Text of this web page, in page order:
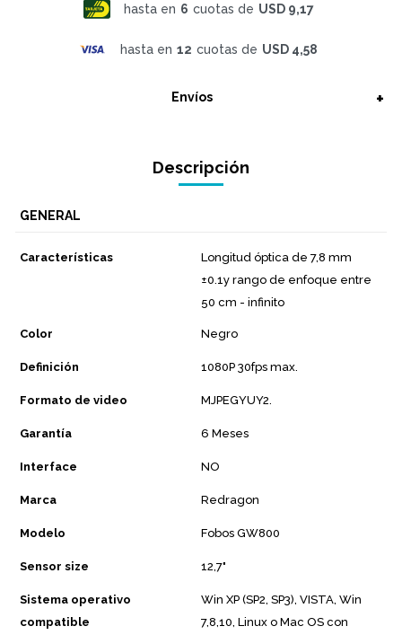
hasta en 6 cuotas de USD 9,17
hasta en 12 cuotas de USD 4,58
Envíos
Descripción
GENERAL
Características
Longitud óptica de 7,8 mm
±0.1y rango de enfoque entre
50 cm - infinito
Color Negro
Definición 1080P 30fps max.
Formato de video MJPEGYUY2.
Garantía 6 Meses
Interface NO
Marca Redragon
Modelo Fobos GW800
Sensor size 12,7"
Sistema operativo
compatible
Win XP (SP2, SP3), VISTA, Win
7,8,10, Linux o Mac OS con